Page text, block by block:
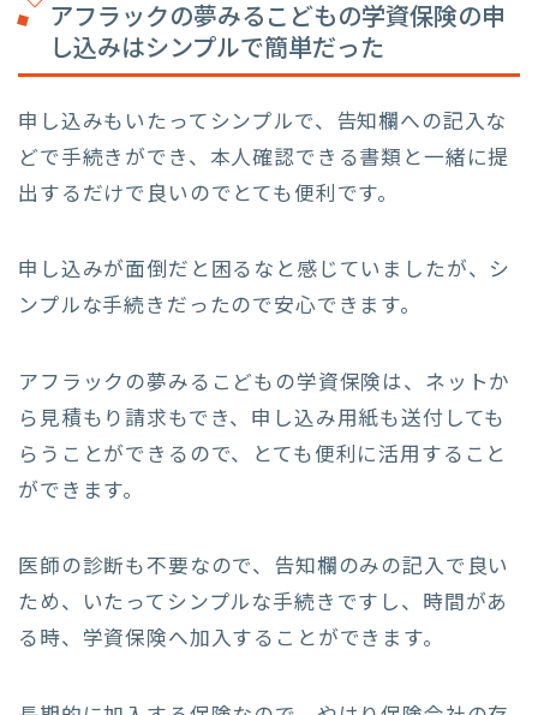
アフラックの夢みるこどもの学資保険の申
し込みはシンプルで簡単だった
申し込みもいたってシンプルで、告知欄への記入な
どで手続きができ、本人確認できる書類と一緒に提
出するだけで良いのでとても便利です。
申し込みが面倒だと困るなと感じていましたが、シ
ンプルな手続きだったので安心できます。
アフラックの夢みるこどもの学資保険は、ネットか
ら見積もり請求もでき、申し込み用紙も送付しても
らうことができるので、とても便利に活用すること
ができます。
医師の診断も不要なので、告知欄のみの記入で良い
ため、いたってシンプルな手続きですし、時間があ
る時、学資保険へ加入することができます。